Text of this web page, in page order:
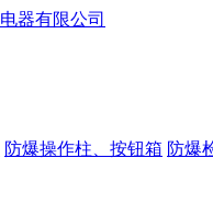
防爆操作柱、按钮箱 防爆